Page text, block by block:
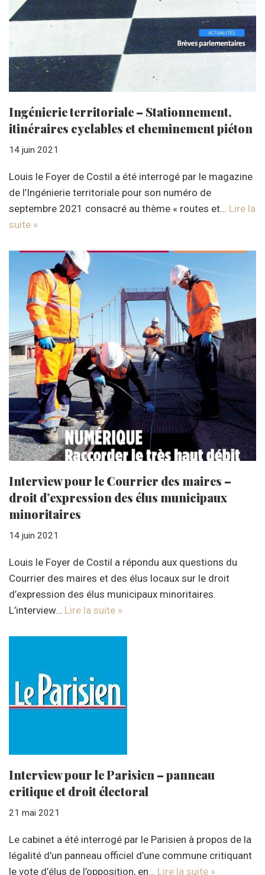
Ingénierie territoriale – Stationnement,
itinéraires cyclables et cheminement piéton
14 juin 2021
Louis le Foyer de Costil a été interrogé par le magazine
de l’Ingénierie territoriale pour son numéro de
septembre 2021 consacré au thème « routes et… Lire la
suite »
Interview pour le Courrier des maires –
droit d’expression des élus municipaux
minoritaires
14 juin 2021
Louis le Foyer de Costil a répondu aux questions du
Courrier des maires et des élus locaux sur le droit
d’expression des élus municipaux minoritaires.
L’interview… Lire la suite »
Interview pour le Parisien – panneau
critique et droit électoral
21 mai 2021
Le cabinet a été interrogé par le Parisien à propos de la
légalité d’un panneau officiel d’une commune critiquant
le vote d’élus de l’opposition, en… Lire la suite »